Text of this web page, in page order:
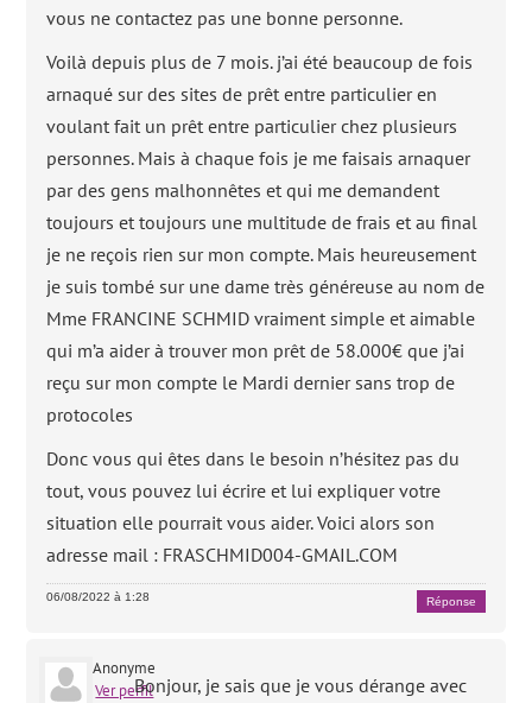
vous ne contactez pas une bonne personne.
Voilà depuis plus de 7 mois. j’ai été beaucoup de fois
arnaqué sur des sites de prêt entre particulier en
voulant fait un prêt entre particulier chez plusieurs
personnes. Mais à chaque fois je me faisais arnaquer
par des gens malhonnêtes et qui me demandent
toujours et toujours une multitude de frais et au final
je ne reçois rien sur mon compte. Mais heureusement
je suis tombé sur une dame très généreuse au nom de
Mme FRANCINE SCHMID vraiment simple et aimable
qui m’a aider à trouver mon prêt de 58.000€ que j’ai
reçu sur mon compte le Mardi dernier sans trop de
protocoles
Donc vous qui êtes dans le besoin n’hésitez pas du
tout, vous pouvez lui écrire et lui expliquer votre
situation elle pourrait vous aider. Voici alors son
adresse mail : FRASCHMID004-GMAIL.COM
06/08/2022 à 1:28 Réponse
Anonyme
Ver perfilBonjour, je sais que je vous dérange avec